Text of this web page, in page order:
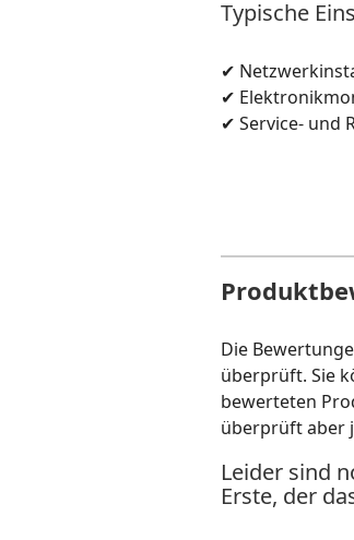
Typische
✔
✔
✔ Service- und
Die
überprüft. Sie
bewerteten
überprüft aber
Leider sind
Erste, der